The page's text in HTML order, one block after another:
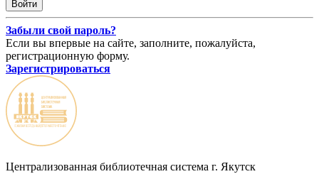
Забыли свой пароль?
Если вы впервые на сайте, заполните, пожалуйста,
регистрационную форму.
Зарегистрироваться
Централизованная библиотечная система г. Якутск